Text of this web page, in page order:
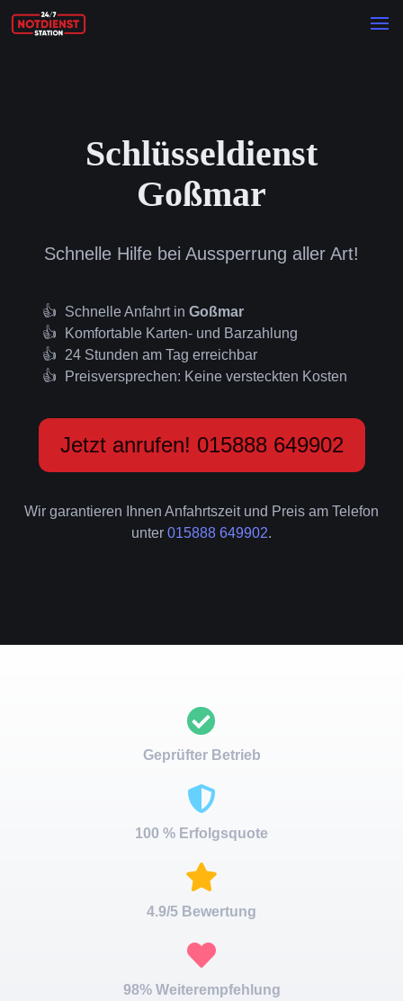
Schlüsseldienst
Goßmar
Schnelle Hilfe bei Aussperrung aller Art!
Schnelle Anfahrt in Goßmar
Komfortable Karten- und Barzahlung
24 Stunden am Tag erreichbar
Preisversprechen: Keine versteckten Kosten
Jetzt anrufen! 015888 649902
Wir garantieren Ihnen Anfahrtszeit und Preis am Telefon
unter 015888 649902.
Geprüfter Betrieb
100 % Erfolgsquote
4.9/5 Bewertung
98% Weiterempfehlung